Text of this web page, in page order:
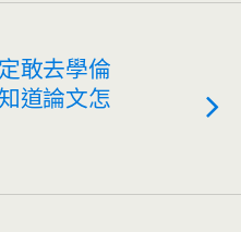
敢去學倫
道論文怎